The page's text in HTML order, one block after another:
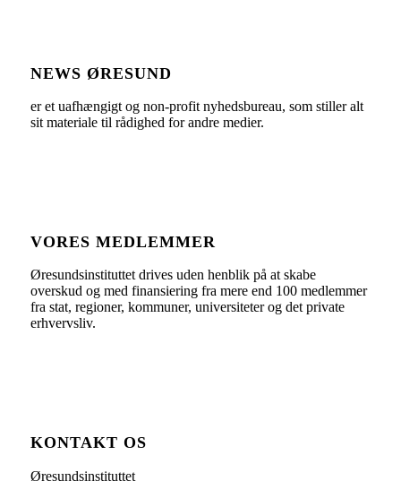
NEWS ØRESUND
er et uafhængigt og non-profit nyhedsbureau, som stiller alt
sit materiale til rådighed for andre medier.
VORES MEDLEMMER
Øresundsinstituttet drives uden henblik på at skabe
overskud og med finansiering fra mere end 100 medlemmer
fra stat, regioner, kommuner, universiteter og det private
erhvervsliv.
KONTAKT OS
Øresundsinstituttet